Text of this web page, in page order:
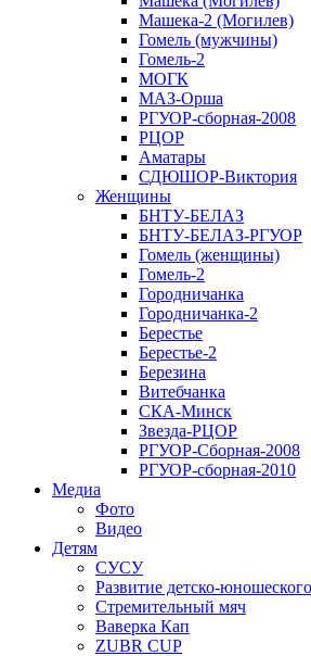
Машека-2 (Могилев)
Гомель (мужчины)
Гомель-2
МОГК
МАЗ-Орша
РГУОР-сборная-2008
РЦОР
Аматары
СДЮШОР-Виктория
Женщины
БНТУ-БЕЛАЗ
БНТУ-БЕЛАЗ-РГУОР
Гомель (женщины)
Гомель-2
Городничанка
Городничанка-2
Берестье
Берестье-2
Березина
Витебчанка
СКА-Минск
Звезда-РЦОР
РГУОР-Сборная-2008
РГУОР-сборная-2010
Медиа
Фото
Видео
Детям
СУСУ
Развитие детско-
Стремительный мяч
Ваверка Кап
ZUBR CUP